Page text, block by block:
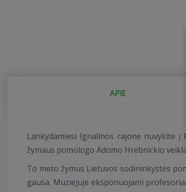
APIE
Lankydamiesi Ignalinos rajone nuvykite į
žymaus pomologo Adomo Hrebnickio
To meto žymus Lietuvos sodininkystės
gausa. Muziejuje eksponuojami